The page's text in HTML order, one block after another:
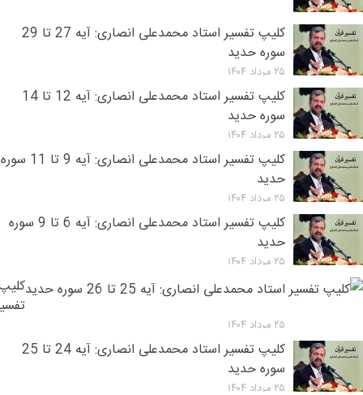
کلیپ تفسیر استاد محمدعلی انصاری: آیه 27 تا 29
سوره حدید
۲۵ مرداد ۱۴۰۴
کلیپ تفسیر استاد محمدعلی انصاری: آیه 12 تا 14
سوره حدید
۲۵ مرداد ۱۴۰۴
کلیپ تفسیر استاد محمدعلی انصاری: آیه 9 تا 11 سوره
حدید
۲۵ مرداد ۱۴۰۴
کلیپ تفسیر استاد محمدعلی انصاری: آیه 6 تا 9 سوره
حدید
۲۵ مرداد ۱۴۰۴
کلیپ
۲۵ مرداد ۱۴۰۴
کلیپ تفسیر استاد محمدعلی انصاری: آیه 24 تا 25
سوره حدید
۲۵ مرداد ۱۴۰۴